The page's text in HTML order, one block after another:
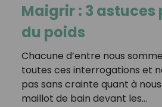
Maigrir : 3 astuces
du poids
Chacune d’entre nous
toutes ces interrogations et
pas sans crainte quant à
maillot de bain devant les…